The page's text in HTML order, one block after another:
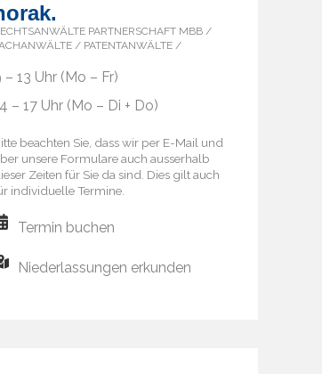
PARTNERSCHAFT MBB /
/ PATENTANWÄLTE /
– 13 Uhr (Mo – Fr)
– 17 Uhr (Mo – Di + Do)
beachten Sie, dass wir per E-Mail und
unsere Formulare auch ausserhalb
Zeiten für Sie da sind. Dies gilt auch
individuelle Termine.
Termin buchen
Niederlassungen erkunden